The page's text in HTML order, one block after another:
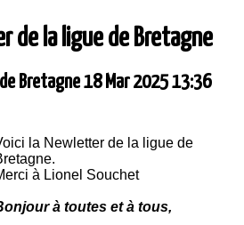
de la ligue de Bretagne
Bretagne18 Mar 2025 13:36
la Newletter de la ligue de
à Lionel Souchet
à toutes et à tous,